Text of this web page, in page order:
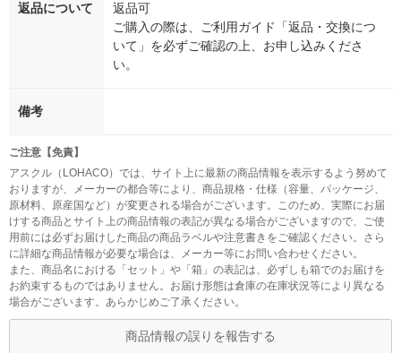
返品について
返品可
ご購入の際は、ご利用ガイド「返品・交換につ
いて」を必ずご確認の上、お申し込みくださ
い。
備考
ご注意【免責】
アスクル（LOHACO）では、サイト上に最新の商品情報を表示するよう努めて
おりますが、メーカーの都合等により、商品規格・仕様（容量、パッケージ、
原材料、原産国など）が変更される場合がございます。このため、実際にお届
けする商品とサイト上の商品情報の表記が異なる場合がございますので、ご使
用前には必ずお届けした商品の商品ラベルや注意書きをご確認ください。さら
に詳細な商品情報が必要な場合は、メーカー等にお問い合わせください。
また、商品名における「セット」や「箱」の表記は、必ずしも箱でのお届けを
お約束するものではありません。お届け形態は倉庫の在庫状況等により異なる
場合がございます。あらかじめご了承ください。
商品情報の誤りを報告する